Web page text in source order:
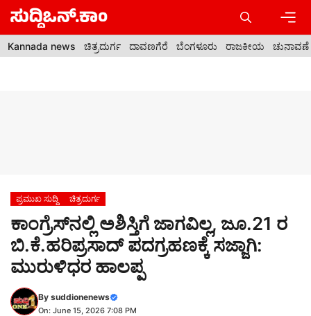
Skip
content
Kannada news ಚಿತ್ರದುರ್ಗ ದಾವಣಗೆರೆ ಬೆಂಗಳೂರು ರಾಜಕೀಯ ಚುನಾವಣೆ
ಪ್ರಮುಖ ಸುದ್ದಿ ಚಿತ್ರದುರ್ಗ
ಕಾಂಗ್ರೆಸ್‌ನಲ್ಲಿ ಅಶಿಸ್ತಿಗೆ ಜಾಗವಿಲ್ಲ, ಜೂ.21 ರ
ಬಿ.ಕೆ.ಹರಿಪ್ರಸಾದ್ ಪದಗ್ರಹಣಕ್ಕೆ ಸಜ್ಜಾಗಿ:
ಮುರುಳಿಧರ ಹಾಲಪ್ಪ
By suddionenews
On: June 15, 2026 7:08 PM